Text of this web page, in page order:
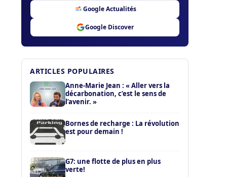
Google Actualités
Google Discover
ARTICLES POPULAIRES
Anne-Marie Jean : « Aller vers la
décarbonation, c’est le sens de
l’avenir. »
Bornes de recharge : La révolution
est pour demain !
G7: une flotte de plus en plus
verte!